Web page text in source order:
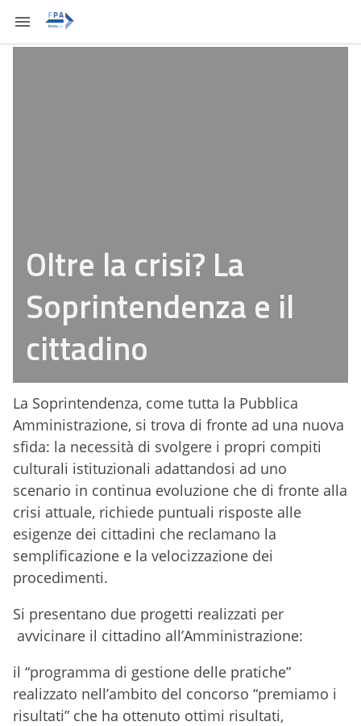
Oltre la crisi? La
Soprintendenza e il
cittadino
La Soprintendenza, come tutta la Pubblica
Amministrazione, si trova di fronte ad una nuova
sfida: la necessità di svolgere i propri compiti
culturali istituzionali adattandosi ad uno
scenario in continua evoluzione che di fronte alla
crisi attuale, richiede puntuali risposte alle
esigenze dei cittadini che reclamano la
semplificazione e la velocizzazione dei
procedimenti.
Si presentano due progetti realizzati per
avvicinare il cittadino all’Amministrazione:
il “programma di gestione delle pratiche”
realizzato nell’ambito del concorso “premiamo i
risultati” che ha ottenuto ottimi risultati,